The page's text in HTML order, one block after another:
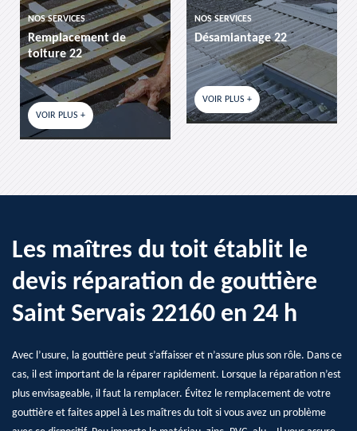
NOS SERVICES
Remplacement de
toiture 22
VOIR PLUS +
NOS SERVICES
Désamiantage 22
VOIR PLUS +
Les maîtres du toit établit le
devis réparation de gouttière
Saint Servais 22160 en 24 h
Avec l’usure, la gouttière peut s’affaisser et n’assure plus son rôle. Dans ce
cas, il est important de la réparer rapidement. Lorsque la réparation n’est
plus envisageable, il faut la remplacer. Évitez le remplacement de votre
gouttière et faites appel à Les maîtres du toit si vous avez un problème